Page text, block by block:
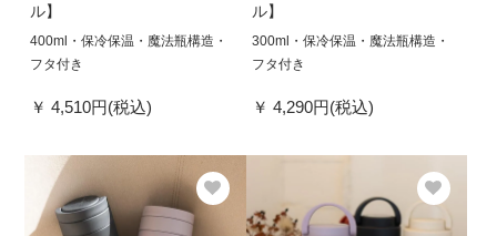
ル】
400ml・保冷保温・魔法瓶構造・
フタ付き
4,510円(税込)
ル】
300ml・保冷保温・魔法瓶構造・
フタ付き
4,290円(税込)